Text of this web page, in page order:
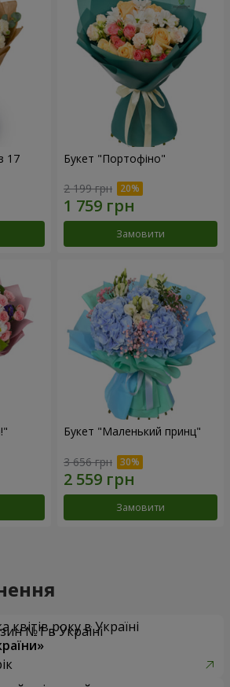
17 Букет "Портофіно"
2 199 грн
Замовити
Букет "Маленький принц"
3 656 грн
Замовити
квітів року в Україні